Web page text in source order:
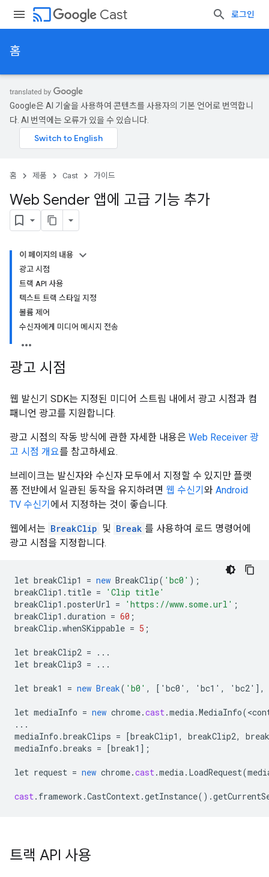
cast Cast 로그인
홈
Google은 AI 기술을 사용하여 콘텐츠를 사용자의 기본 언어로 번역합니
다. AI 번역에는 오류가 있을 수 있습니다.
홈 제품 Cast 가이드
Web Sender 앱에 고급 기능 추가
이 페이지의 내용
광고 시점
트랙 API 사용
텍스트 트랙 스타일 지정
볼륨 제어
수신자에게 미디어 메시지 전송
광고 시점
웹 발신기 SDK는 지정된 미디어 스트림 내에서 광고 시점과 컴
패니언 광고를 지원합니다.
광고 시점의 작동 방식에 관한 자세한 내용은 Web Receiver 광
고 시점 개요를 참고하세요.
브레이크는 발신자와 수신자 모두에서 지정할 수 있지만 플랫
폼 전반에서 일관된 동작을 유지하려면 웹 수신기 와 Android
TV 수신기 에서 지정하는 것이 좋습니다.
웹에서는 BreakClip 및 Break 를 사용하여 로드 명령어에
광고 시점을 지정합니다.
let breakClip1 = new BreakClip( 'bc0' );
breakClip1 . title =
'Clip title'
breakClip1 .posterUrl = 'https://www.some.url' ;
breakClip1 .duration = 60 ;
breakClip .whenSKippable = 5 ;
let breakClip2 =
...
let breakClip3 = ...
let break1 = new Break( 'b0' , [ 'bc0', 'bc1', 'bc2' ] ,
let mediaInfo = new chrome.cast.media.MediaInfo(<
...
mediaInfo .breakClips = [breakClip1, breakClip2,
mediaInfo .breaks = [break1 ] ;
let request = new chrome.cast.media. LoadRequest(
cast. framework .CastContext.getInstance().
트랙 API 사용